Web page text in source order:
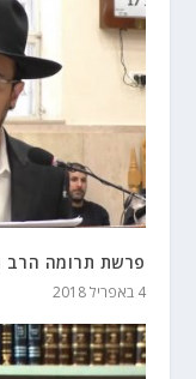
פרשת תרומה הרב
4 באפריל 2018